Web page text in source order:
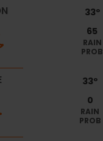
33º
65
RAIN
PROB
33º
0
RAIN
PROB